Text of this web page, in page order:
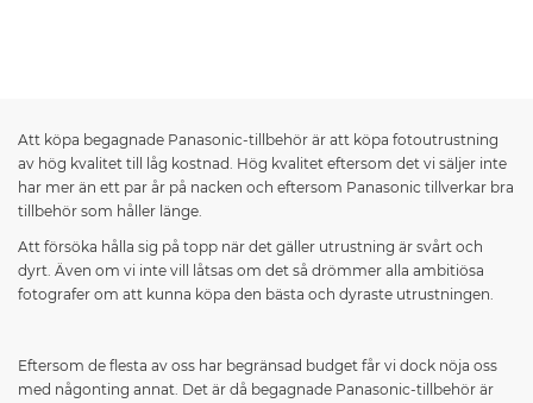
Att köpa begagnade Panasonic-tillbehör är att köpa fotoutrustning
av hög kvalitet till låg kostnad. Hög kvalitet eftersom det vi säljer inte
har mer än ett par år på nacken och eftersom Panasonic tillverkar bra
tillbehör som håller länge.
Att försöka hålla sig på topp när det gäller utrustning är svårt och
dyrt. Även om vi inte vill låtsas om det så drömmer alla ambitiösa
fotografer om att kunna köpa den bästa och dyraste utrustningen.
Eftersom de flesta av oss har begränsad budget får vi dock nöja oss
med någonting annat. Det är då begagnade Panasonic-tillbehör är